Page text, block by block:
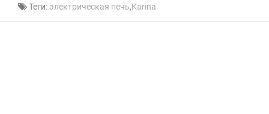
Теги: электрическая печь,Karina